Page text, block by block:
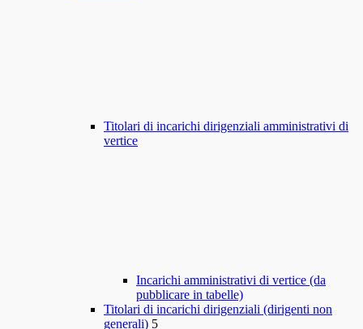
Titolari di incarichi dirigenziali amministrativi di
vertice
Incarichi amministrativi di vertice (da
pubblicare in tabelle)
Titolari di incarichi dirigenziali (dirigenti non
generali) 5